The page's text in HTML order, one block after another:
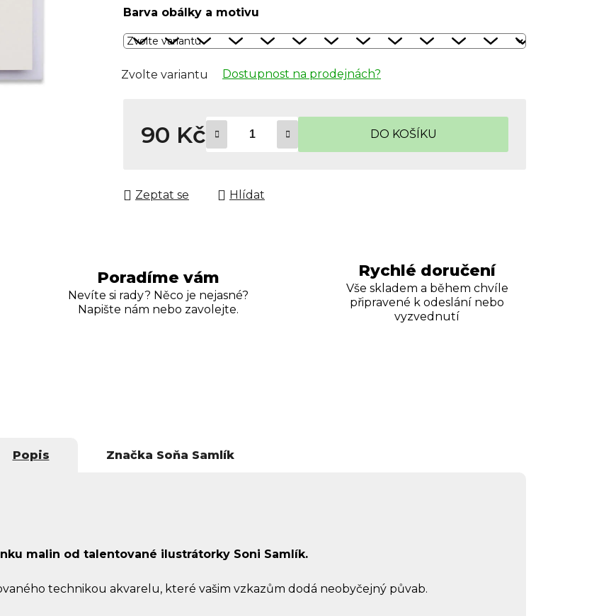
Barva obálky a motivu
Zvolte variantu Dostupnost na prodejnách?
90 Kč DO KOŠÍKU
Zeptat se Hlídat
Poradíme vám
Nevíte si rady? Něco je nejasné?
Napište nám nebo zavolejte.
Rychlé doručení
Vše skladem a během chvíle
připravené k odeslání nebo
vyzvednutí
Popis Značka Soňa Samlík
malin od talentované ilustrátorky Soni Samlík.
technikou akvarelu, které vašim vzkazům dodá neobyčejný půvab.